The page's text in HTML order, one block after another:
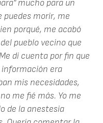
mucho para un
puedes morir, me
porqué, me acabó
pueblo vecino que
di cuenta por fin que
información era
mis necesidades,
me fié más. Yo me
de la anestesia